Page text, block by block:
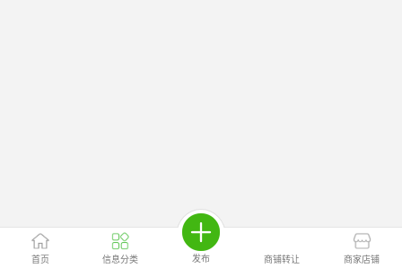
首页 信息分类 发布 商铺转让 商家店铺